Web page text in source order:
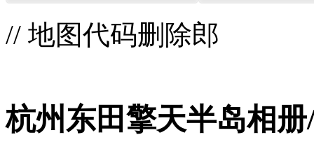
// 地图代码删除郎
杭州东田擎天半岛相